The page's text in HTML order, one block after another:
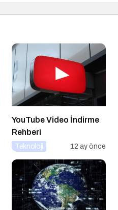
YouTube Video İndirme
Rehberi
Teknoloji 12 ay önce